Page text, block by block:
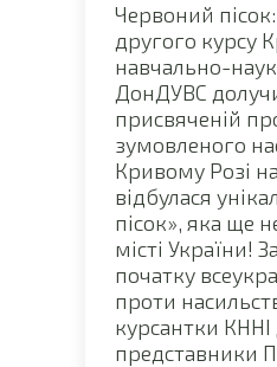
Червоний
другого курсу
навчально-
ДонДУВС
присвяченій
зумовленого
Кривому Розі
відбулася
пісок», яка ще
місті України!
початку
проти
курсантки
представники